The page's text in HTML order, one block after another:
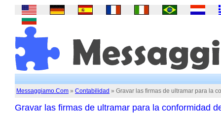
Messaggiamo.Com » Contabilidad » Gravar las firmas de ultramar para la
Gravar las firmas de ultramar para la conformidad